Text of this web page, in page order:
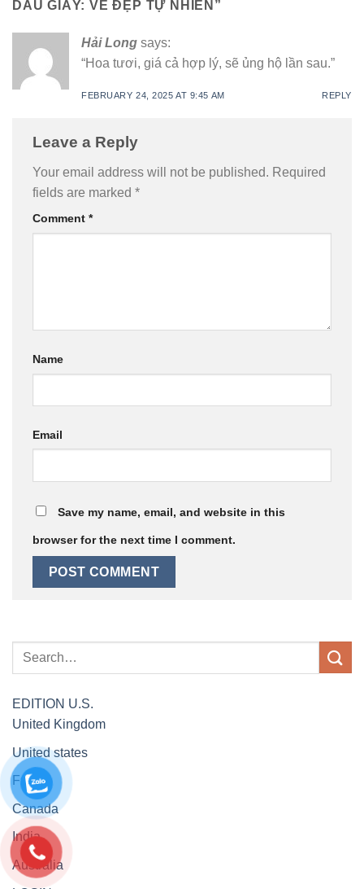
DẦU GIÂY: VẺ ĐẸP TỰ NHIÊN ”
Hải Long says:
“Hoa tươi, giá cả hợp lý, sẽ ủng hộ lần sau.”
FEBRUARY 24, 2025 AT 9:45 AM REPLY
Leave a Reply
Your email address will not be published. Required
fields are marked *
Comment *
Name
Email
Save my name, email, and website in this
browser for the next time I comment.
EDITION U.S.
United Kingdom
United states
France
Canada
India
Australia